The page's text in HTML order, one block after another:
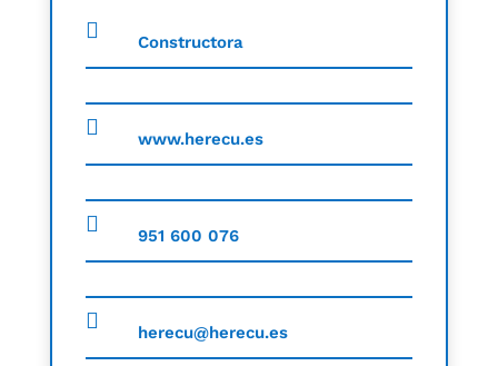
Constructora
www.herecu.es
951 600 076
herecu@herecu.es